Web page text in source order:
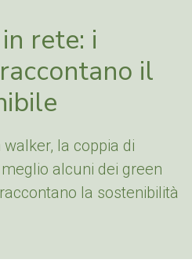
rete: i
il
la coppia di
alcuni dei green
la sostenibilità